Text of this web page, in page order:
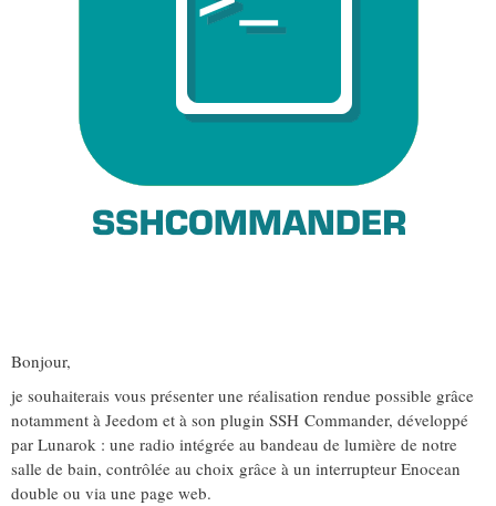
Bonjour,
je souhaiterais vous présenter une réalisation rendue possible grâce
notamment à Jeedom et à son plugin SSH Commander, développé
par Lunarok : une radio intégrée au bandeau de lumière de notre
salle de bain, contrôlée au choix grâce à un interrupteur Enocean
double ou via une page web.